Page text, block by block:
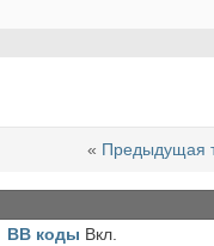
« Предыдущая
BB коды Вкл.